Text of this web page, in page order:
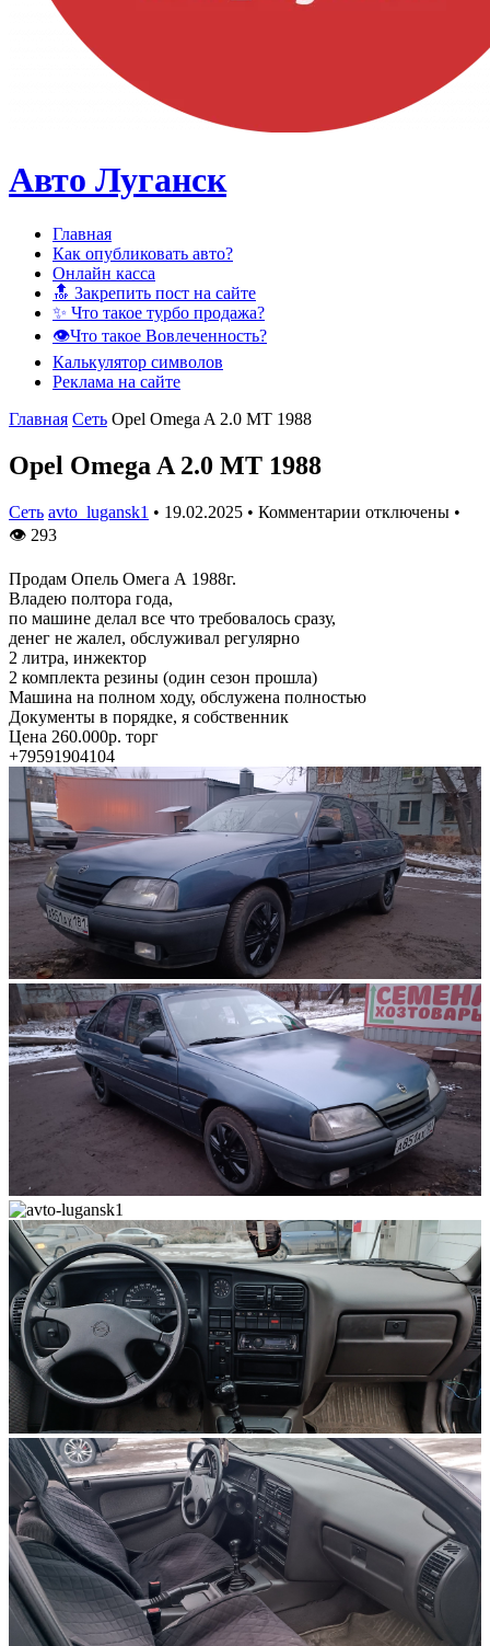
Авто Луганск
Главная
Как опубликовать авто?
Онлайн касса
🔝 Закрепить пост на сайте
✨ Что такое турбо продажа?
👁️Что такое Вовлеченность?
Калькулятор символов
Реклама на сайте
Главная Сеть Opel Omega A 2.0 MT 1988
Opel Omega A 2.0 MT 1988
Сеть avto_lugansk1 • 19.02.2025 • Комментарии отключены •
👁 293
Продам Опель Омега А 1988г.
Владею полтора года,
по машине делал все что требовалось сразу,
денег не жалел, обслуживал регулярно
2 литра, инжектор
2 комплекта резины (один сезон прошла)
Машина на полном ходу, обслужена полностью
Документы в порядке, я собственник
Цена 260.000р. торг
+79591904104